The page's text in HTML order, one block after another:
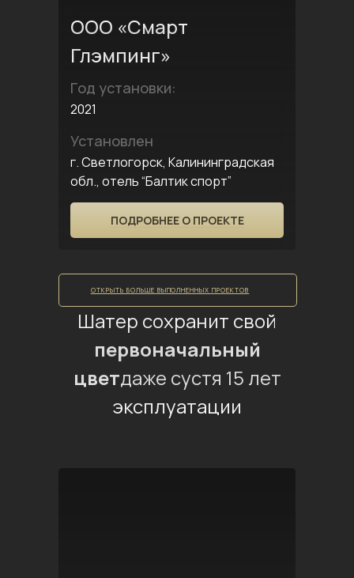
ООО «Смарт
Глэмпинг»
Год установки:
2021
Установлен
г. Светлогорск, Калининградская
обл., отель “Балтик спорт”
ПОДРОБНЕЕ О ПРОЕКТЕ
ОТКРЫТЬ БОЛЬШЕ ВЫПОЛНЕННЫХ ПРОЕКТОВ
Шатер сохранит свой
первоначальный
цветдаже сустя 15 лет
эксплуатации